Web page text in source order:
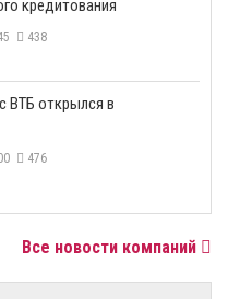
кредитования
438
ВТБ открылся в
476
Все новости компаний